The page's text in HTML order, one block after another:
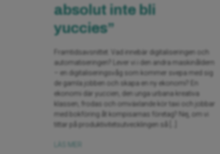
absolut inte bli
yuccies”
Framtidsavsnittet. Vad innebär digitaliseringen och
automatiseringen? Lever vi i den andra maskinåldern
– en digitaliseringsvåg som kommer svepa med sig
de gamla jobben och skapa en ny ekonomi? En
ekonomi där yuccien, den unga urbana kreativa
klassen, frodas och omväxlande kör taxi och jobbar
med bokföring åt kompisarnas företag? Nej, om vi
tittar på produktivitetsutvecklingen så […]